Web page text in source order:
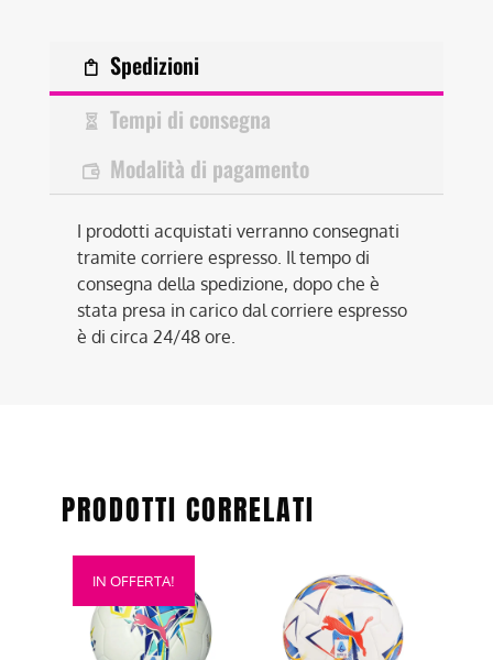
Spedizioni
Tempi di consegna
Modalità di pagamento
I prodotti acquistati verranno consegnati
tramite corriere espresso. Il tempo di
consegna della spedizione, dopo che è
stata presa in carico dal corriere espresso
è di circa 24/48 ore.
PRODOTTI CORRELATI
IN OFFERTA!
Questo
prodotto
prodotto